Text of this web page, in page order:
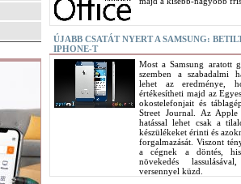
ÚJABB CSATÁT NYERT A SAMSUNG:
IPHONE-T
Most a Samsung aratott
szemben a szabadalmi
lehet az eredménye,
értékesítheti majd az
okostelefonjait és
Street Journal. Az Apple
hatással lehet csak a
készülékeket érinti és
forgalmazását. Viszont
a cégnek a döntés,
növekedés
versennyel küzd.